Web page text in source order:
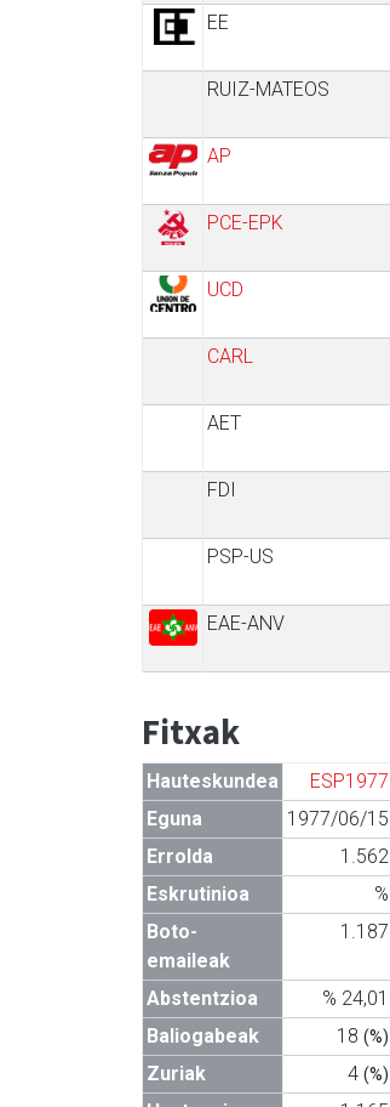
EE
RUIZ-MATEOS
AP
PCE-EPK
UCD
CARL
AET
FDI
PSP-US
EAE-ANV
Fitxak
Hauteskundea ESP1977
Eguna
1977/06/15
Errolda
1.562
Eskrutinioa
%
Boto-
emaileak
1.187
Abstentzioa % 24,01
Baliogabeak
18 (%)
Zuriak 4 (%)